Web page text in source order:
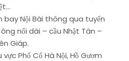
bay Nội Bài thông qua tuyến
nối dài – cầu Nhật Tân –
Giáp.
Phố Cổ Hà Nội, Hồ Gươm